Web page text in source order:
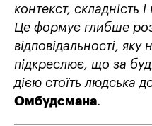
контекст, складність
Це формує глибше
відповідальності,
підкреслює, що за
дією стоїть людська
Омбудсмана.